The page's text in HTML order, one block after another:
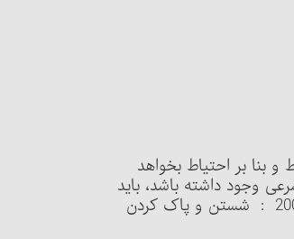
و بنا بر احتیاط بخواهد
وجود داشته باشد، باید
آن‎را برطرف کند و با بدن و لباس پاک، وظائف فوق را انجام دهد. مسئلۀ 200 : شستن و پاک کردن